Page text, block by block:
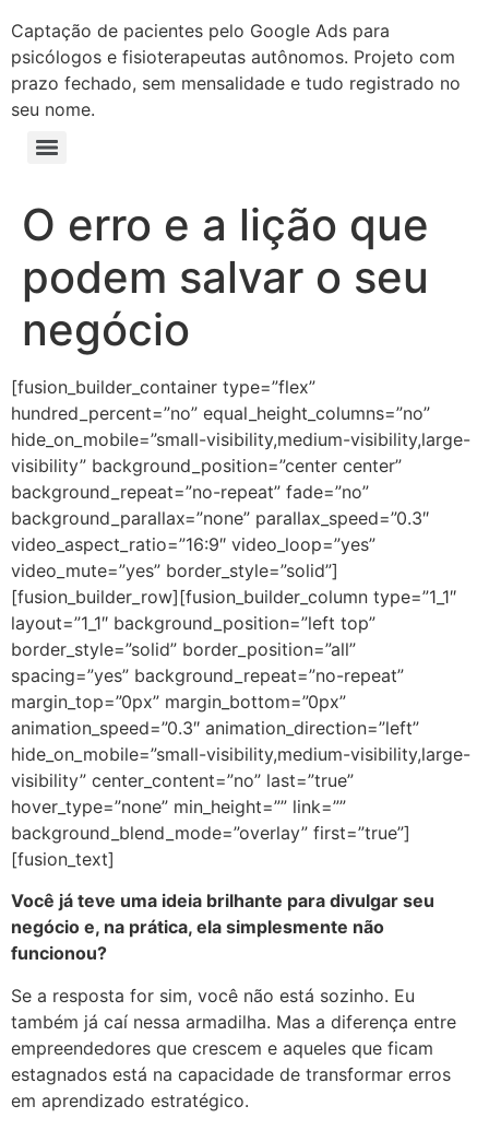
Captação de pacientes pelo Google Ads para
psicólogos e fisioterapeutas autônomos. Projeto com
prazo fechado, sem mensalidade e tudo registrado no
seu nome.
O erro e a lição que
podem salvar o seu
negócio
[fusion_builder_container type=”flex”
hundred_percent=”no” equal_height_columns=”no”
hide_on_mobile=”small-visibility,medium-visibility,large-
visibility” background_position=”center center”
background_repeat=”no-repeat” fade=”no”
background_parallax=”none” parallax_speed=”0.3″
video_aspect_ratio=”16:9″ video_loop=”yes”
video_mute=”yes” border_style=”solid”]
[fusion_builder_row][fusion_builder_column type=”1_1″
layout=”1_1″ background_position=”left top”
border_style=”solid” border_position=”all”
spacing=”yes” background_repeat=”no-repeat”
margin_top=”0px” margin_bottom=”0px”
animation_speed=”0.3″ animation_direction=”left”
hide_on_mobile=”small-visibility,medium-visibility,large-
visibility” center_content=”no” last=”true”
hover_type=”none” min_height=”” link=””
background_blend_mode=”overlay” first=”true”]
[fusion_text]
Você já teve uma ideia brilhante para divulgar seu
negócio e, na prática, ela simplesmente não
funcionou?
Se a resposta for sim, você não está sozinho. Eu
também já caí nessa armadilha. Mas a diferença entre
empreendedores que crescem e aqueles que ficam
estagnados está na capacidade de transformar erros
em aprendizado estratégico.